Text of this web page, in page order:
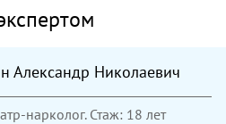
Александр Николаевич
нарколог. Стаж: 18 лет